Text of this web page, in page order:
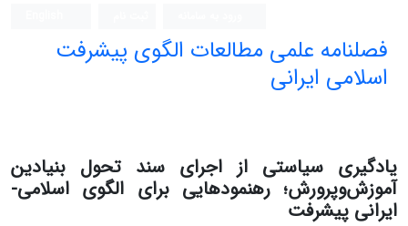
فصلنامه علمی مطالعات الگوی پیشرفت
اسلامی ایرانی
یادگیری سیاستی از اجرای سند تحول بنیادین
آموزش‌وپرورش؛ رهنمودهایی برای الگوی اسلامی-
ایرانی پیشرفت